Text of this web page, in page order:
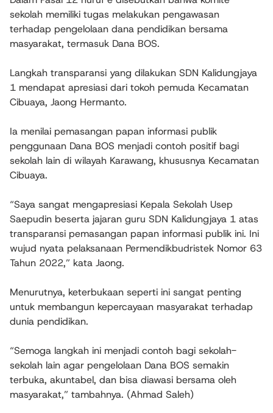
sekolah memiliki tugas melakukan pengawasan
terhadap pengelolaan dana pendidikan bersama
masyarakat, termasuk Dana BOS.
Langkah transparansi yang dilakukan SDN Kalidungjaya
1 mendapat apresiasi dari tokoh pemuda Kecamatan
Cibuaya, Jaong Hermanto.
Ia menilai pemasangan papan informasi publik
penggunaan Dana BOS menjadi contoh positif bagi
sekolah lain di wilayah Karawang, khususnya Kecamatan
Cibuaya.
“Saya sangat mengapresiasi Kepala Sekolah Usep
Saepudin beserta jajaran guru SDN Kalidungjaya 1 atas
transparansi pemasangan papan informasi publik ini. Ini
wujud nyata pelaksanaan Permendikbudristek Nomor 63
Tahun 2022,” kata Jaong.
Menurutnya, keterbukaan seperti ini sangat penting
untuk membangun kepercayaan masyarakat terhadap
dunia pendidikan.
“Semoga langkah ini menjadi contoh bagi sekolah-
sekolah lain agar pengelolaan Dana BOS semakin
terbuka, akuntabel, dan bisa diawasi bersama oleh
masyarakat,” tambahnya. (Ahmad Saleh)